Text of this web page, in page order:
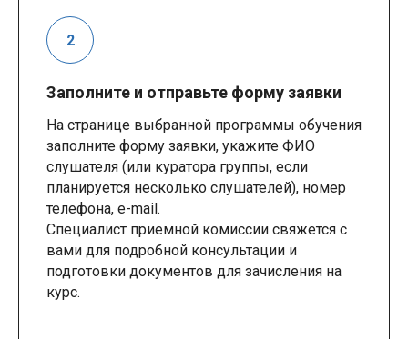
Заполните и отправьте форму заявки
На странице выбранной программы обучения
заполните форму заявки, укажите ФИО
слушателя (или куратора группы, если
планируется несколько слушателей), номер
телефона, e-mail.
Специалист приемной комиссии свяжется с
вами для подробной консультации и
подготовки документов для зачисления на
курс.